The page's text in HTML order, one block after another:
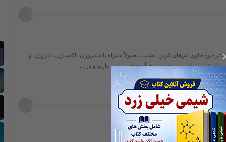
خود حاوی اتم‌های کربن باشند، معمولاً همراه با هیدروژن، اکسیژن، نیتروژن و
نقش اساسی در حیات و فرآیندهای زیستی دارند و در ...